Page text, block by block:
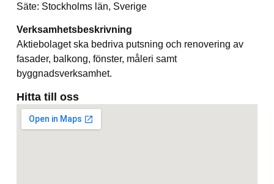
Säte: Stockholms län, Sverige
Verksamhetsbeskrivning
Aktiebolaget ska bedriva putsning och renovering av
fasader, balkong, fönster, måleri samt
byggnadsverksamhet.
Hitta till oss